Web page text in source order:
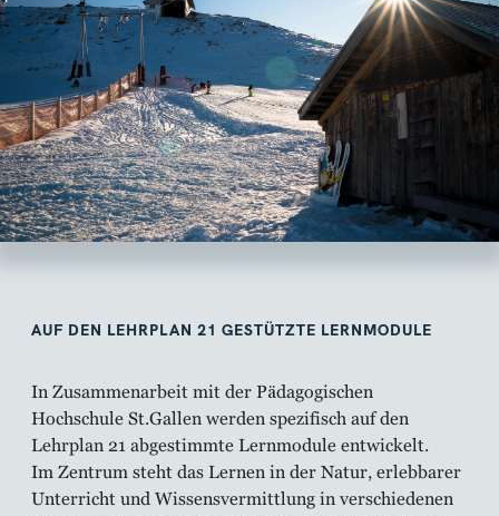
AUF DEN LEHRPLAN 21 GESTÜTZTE LERNMODULE
In Zusammenarbeit mit der Pädagogischen
Hochschule St.Gallen werden spezifisch auf den
Lehrplan 21 abgestimmte Lernmodule entwickelt.
Im Zentrum steht das Lernen in der Natur, erlebbarer
Unterricht und Wissensvermittlung in verschiedenen